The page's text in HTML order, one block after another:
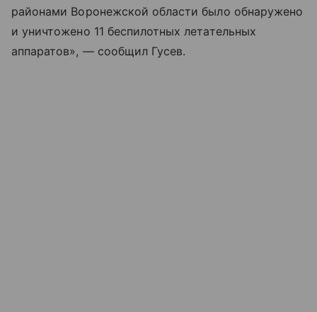
районами Воронежской области было обнаружено
и уничтожено 11 беспилотных летательных
аппаратов», — сообщил Гусев.